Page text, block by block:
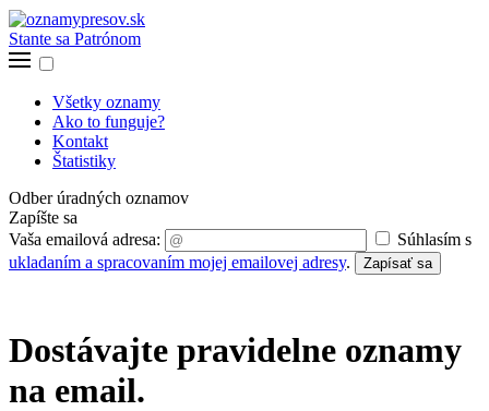
Stante sa Patrónom
Všetky oznamy
Ako to funguje?
Kontakt
Štatistiky
Odber úradných oznamov
Zapíšte sa
Vaša emailová adresa:
Súhlasím s
ukladaním a spracovaním mojej emailovej adresy. Zapísať sa
Dostávajte pravidelne oznamy
na email.